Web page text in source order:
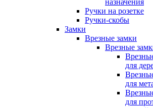
назначения
Ручки на розетке
Ручки-скобы
Замки
Врезные замки
Врезные
для
для
для